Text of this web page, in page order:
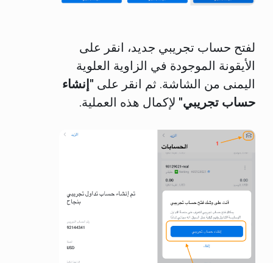
لفتح حساب تجريبي جديد، انقر على
الأيقونة الموجودة في الزاوية العلوية
اليمنى من الشاشة. ثم انقر على "إنشاء
حساب تجريبي" لإكمال هذه العملية.